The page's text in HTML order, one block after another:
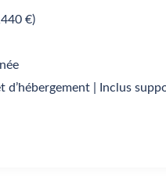
€)
d’hébergement | Inclus